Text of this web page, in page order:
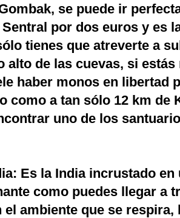
se puede ir
por dos euros y es
tienes que atreverte a
alto de las cuevas, si
haber monos en libertad
como a tan sólo 12 km de
uno de los
Es la India incrustado en
como puedes llegar a
el ambiente que se